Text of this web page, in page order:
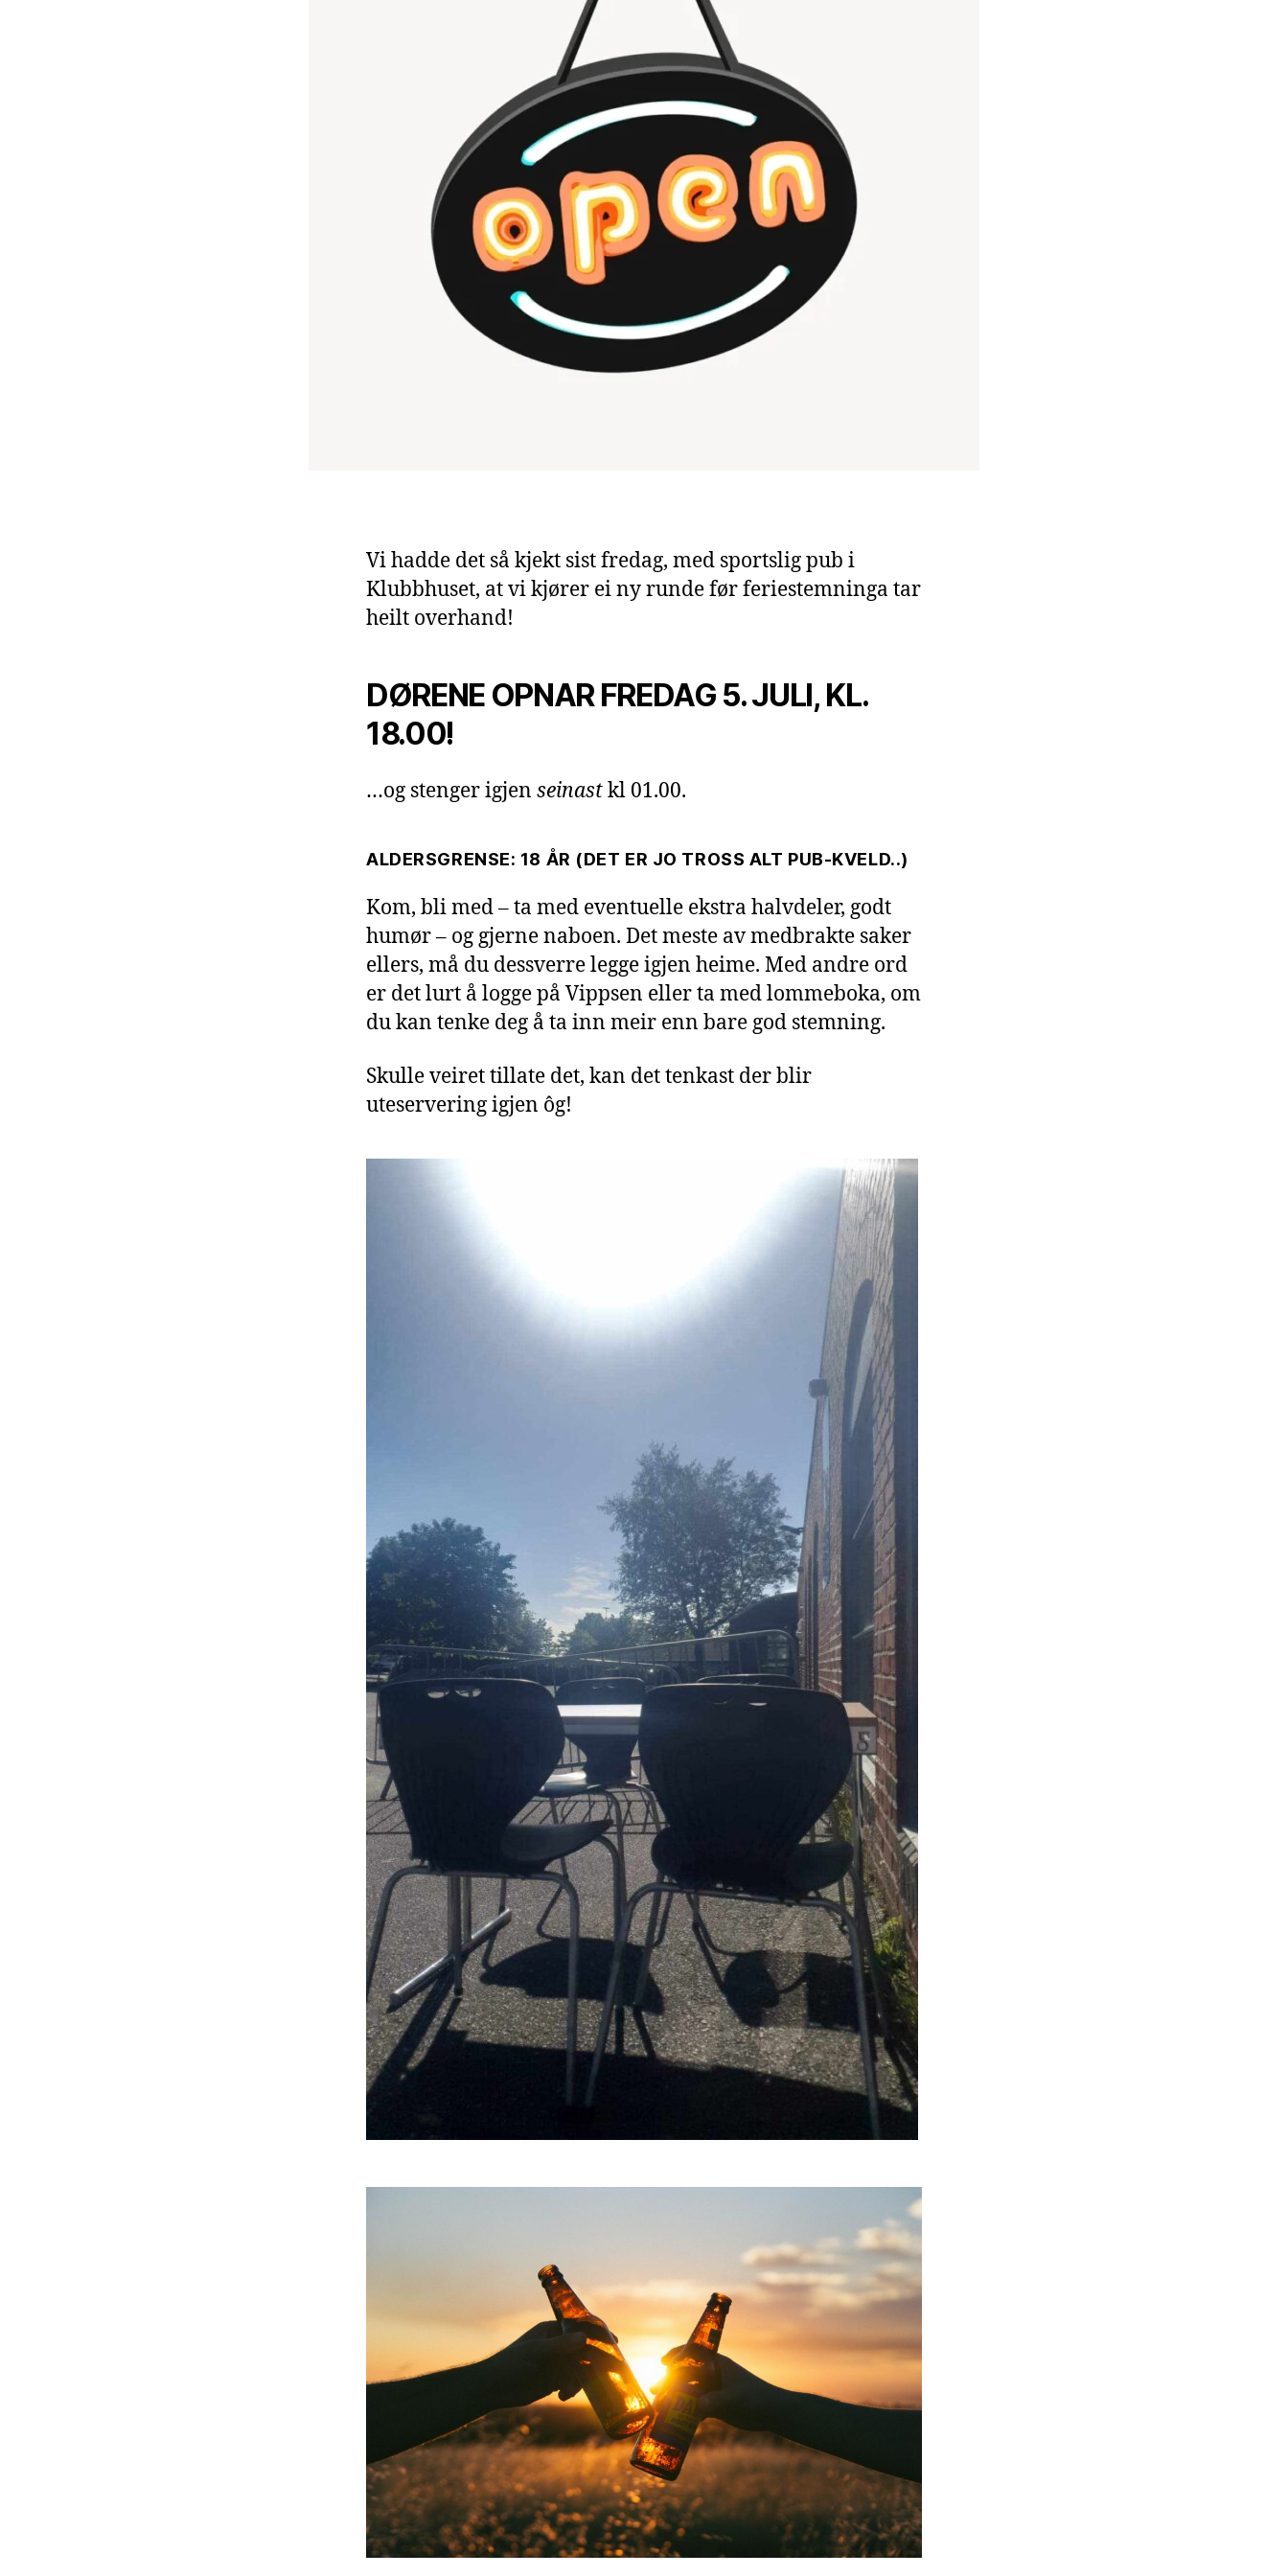
Vi hadde det så kjekt sist fredag, med sportslig pub i
Klubbhuset, at vi kjører ei ny runde før feriestemninga tar
heilt overhand!
DØRENE OPNAR FREDAG 5. JULI, KL.
18.00!
…og stenger igjen seinastkl 01.00.
ALDERSGRENSE: 18 ÅR (DET ER JO TROSS ALT PUB-KVELD..)
Kom, bli med – ta med eventuelle ekstra halvdeler, godt
humør – og gjerne naboen. Det meste av medbrakte saker
ellers, må du dessverre legge igjen heime. Med andre ord
er det lurt å logge på Vippsen eller ta med lommeboka, om
du kan tenke deg å ta inn meir enn bare god stemning.
Skulle veiret tillate det, kan det tenkast der blir
uteservering igjen ôg!